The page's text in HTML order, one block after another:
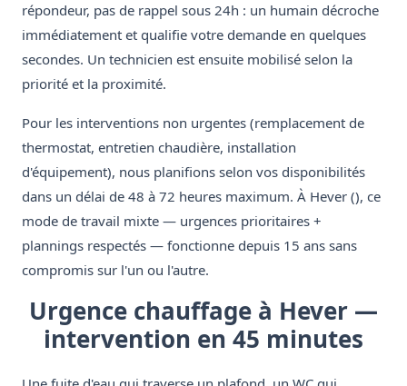
répondeur, pas de rappel sous 24h : un humain décroche
immédiatement et qualifie votre demande en quelques
secondes. Un technicien est ensuite mobilisé selon la
priorité et la proximité.
Pour les interventions non urgentes (remplacement de
thermostat, entretien chaudière, installation
d'équipement), nous planifions selon vos disponibilités
dans un délai de 48 à 72 heures maximum. À Hever (), ce
mode de travail mixte — urgences prioritaires +
plannings respectés — fonctionne depuis 15 ans sans
compromis sur l'un ou l'autre.
Urgence chauffage à Hever —
intervention en 45 minutes